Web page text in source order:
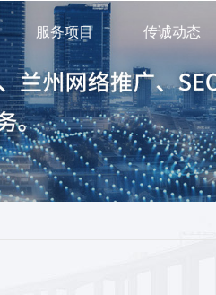
服务项目 传诚动态